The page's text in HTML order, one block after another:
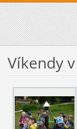
Víkendy